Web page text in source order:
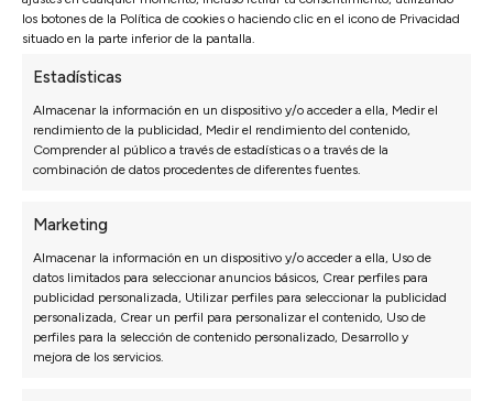
los botones de la Política de cookies o haciendo clic en el icono de Privacidad
situado en la parte inferior de la pantalla.
Estadísticas
Almacenar la información en un dispositivo y/o acceder a ella, Medir el
rendimiento de la publicidad, Medir el rendimiento del contenido,
Comprender al público a través de estadísticas o a través de la
combinación de datos procedentes de diferentes fuentes.
Marketing
Almacenar la información en un dispositivo y/o acceder a ella, Uso de
datos limitados para seleccionar anuncios básicos, Crear perfiles para
publicidad personalizada, Utilizar perfiles para seleccionar la publicidad
personalizada, Crear un perfil para personalizar el contenido, Uso de
perfiles para la selección de contenido personalizado, Desarrollo y
mejora de los servicios.
3.445€
2.411€
SOFÁ RINCONERA RELAX MOTOR
VALENCIA
2.748€
SOFÁ RINCONERA POTENZA TERMINAL
Ver vídeo